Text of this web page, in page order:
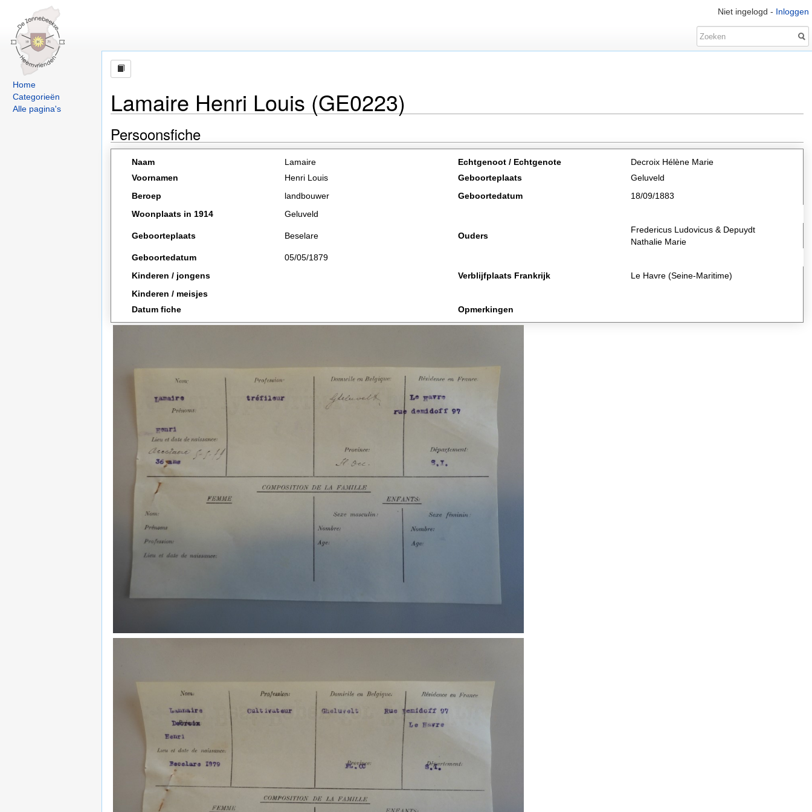
Niet ingelogd - Inloggen
Home
Categorieën
Alle pagina's
Lamaire Henri Louis (GE0223)
Persoonsfiche
Naam Lamaire Echtgenoot / Echtgenote
Decroix Hélène Marie
Voornamen
Henri Louis Geboorteplaats
Geluveld
Beroep
landbouwer Geboortedatum
18/09/1883
Woonplaats in 1914
Geluveld
Geboorteplaats Beselare Ouders
Fredericus Ludovicus & Depuydt
Nathalie Marie
Geboortedatum
05/05/1879
Kinderen / jongens
Verblijfplaats Frankrijk
Le Havre (Seine-Maritime)
Kinderen / meisjes
Datum fiche
Opmerkingen